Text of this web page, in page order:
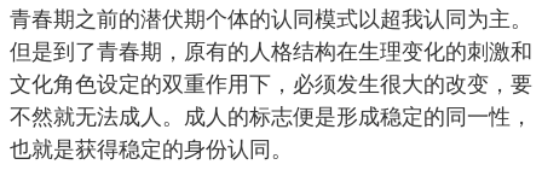
青春期之前的潜伏期个体的认同模式以超我认同为主。
但是到了青春期，原有的人格结构在生理变化的刺激和
文化角色设定的双重作用下，必须发生很大的改变，要
不然就无法成人。成人的标志便是形成稳定的同一性，
也就是获得稳定的身份认同。